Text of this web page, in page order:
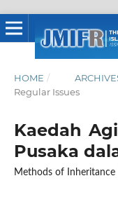
HOME /
Regular Issues
Kaedah
Pusaka
Methods of Inheritance